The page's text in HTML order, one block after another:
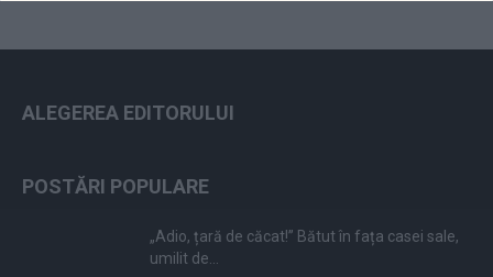
ALEGEREA EDITORULUI
POSTĂRI POPULARE
„Adio, țară de căcat!” Bătut în fața casei sale,
umilit de...